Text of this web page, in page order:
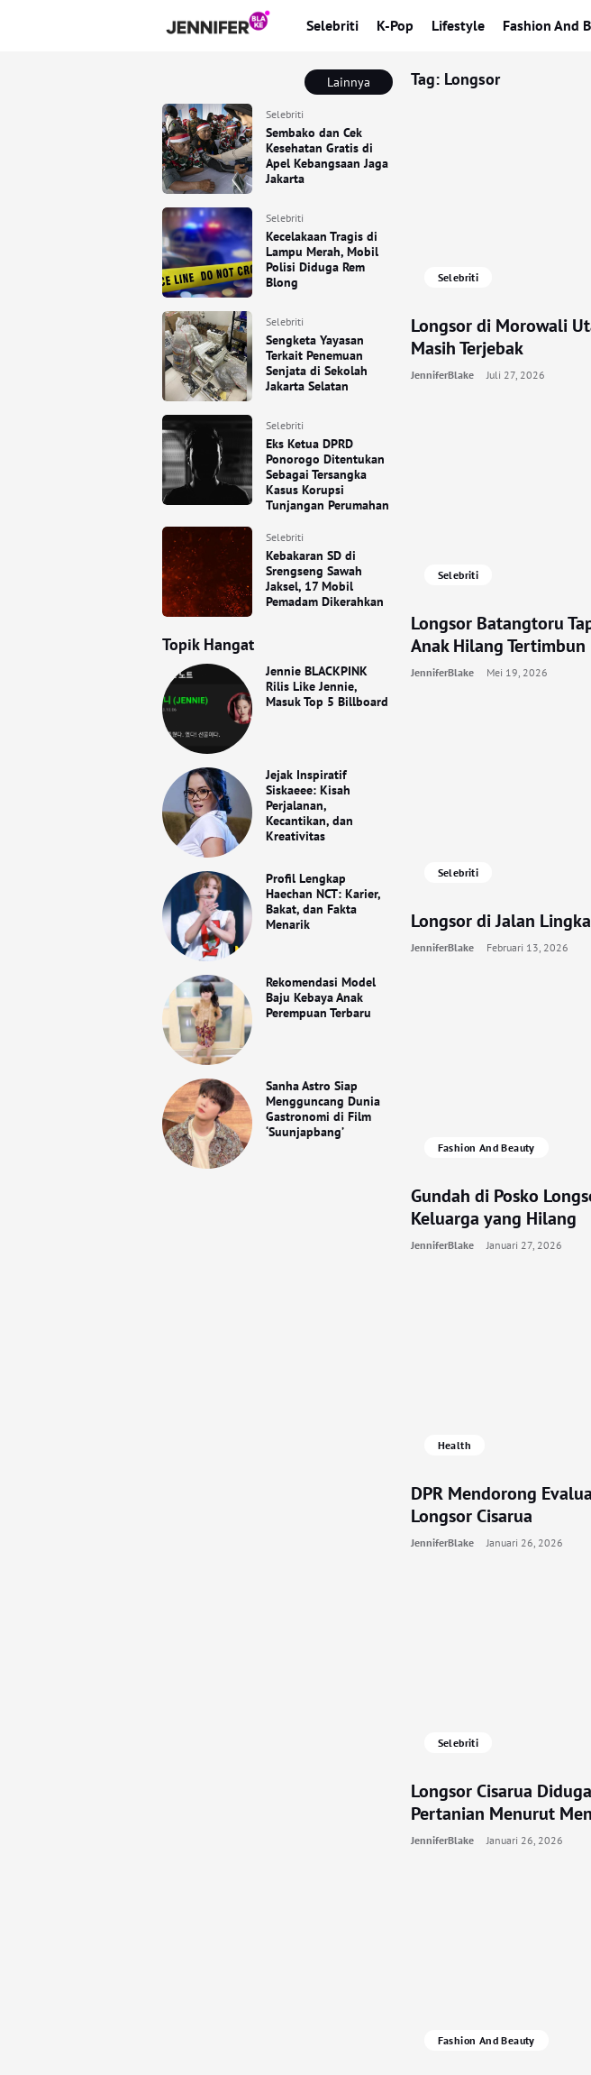
Selebriti K-Pop Lifestyle Fashion And
Lainnya
Selebriti
Sembako dan Cek
Kesehatan Gratis di
Apel Kebangsaan Jaga
Jakarta
Selebriti
Kecelakaan Tragis di
Lampu Merah, Mobil
Polisi Diduga Rem
Blong
Selebriti
Sengketa Yayasan
Terkait Penemuan
Senjata di Sekolah
Jakarta Selatan
Selebriti
Eks Ketua DPRD
Ponorogo Ditentukan
Sebagai Tersangka
Kasus Korupsi
Tunjangan Perumahan
Selebriti
Kebakaran SD di
Srengseng Sawah
Jaksel, 17 Mobil
Pemadam Dikerahkan
Topik Hangat
Jennie BLACKPINK
Rilis Like Jennie,
Masuk Top 5 Billboard
Jejak Inspiratif
Siskaeee: Kisah
Perjalanan,
Kecantikan, dan
Kreativitas
Profil Lengkap
Haechan NCT: Karier,
Bakat, dan Fakta
Menarik
Rekomendasi Model
Baju Kebaya Anak
Perempuan Terbaru
Sanha Astro Siap
Mengguncang Dunia
Gastronomi di Film
‘Suunjapbang’
Tag: Longsor
Selebriti
Longsor di Morowali
Masih Terjebak
JenniferBlake Juli 27, 2026
Selebriti
Longsor Batangtoru
Anak Hilang Tertimbun
JenniferBlake Mei 19, 2026
Selebriti
Longsor di Jalan
JenniferBlake Februari 13, 2026
Fashion And Beauty
Gundah di Posko
Keluarga yang Hilang
JenniferBlake Januari 27, 2026
Health
DPR Mendorong
Longsor Cisarua
JenniferBlake Januari 26, 2026
Selebriti
Longsor Cisarua
Pertanian Menurut
JenniferBlake Januari 26, 2026
Fashion And Beauty